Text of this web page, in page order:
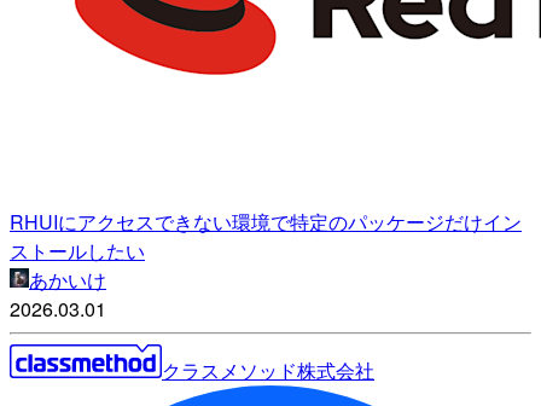
RHUIにアクセスできない環境で特定のパッケージだけイン
ストールしたい
あかいけ
2026.03.01
クラスメソッド株式会社